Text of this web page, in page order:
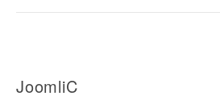
JoomliC